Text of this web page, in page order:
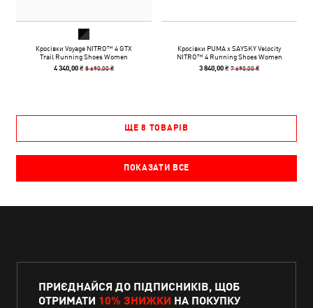
Кросівки Voyage NITRO™ 4 GTX
Trail Running Shoes Women
4 340,00 ₴8 690,00 ₴
Кросівки PUMA x SAYSKY Velocity
NITRO™ 4 Running Shoes Women
3 840,00 ₴7 690,00 ₴
ЩЕ 8 ТОВАРІВ
ПОКАЗАТИ ВСЕ
ПРИЄДНАЙСЯ ДО ПІДПИСНИКІВ, ЩОБ
ОТРИМАТИ 10% ЗНИЖКИ НА ПОКУПКУ